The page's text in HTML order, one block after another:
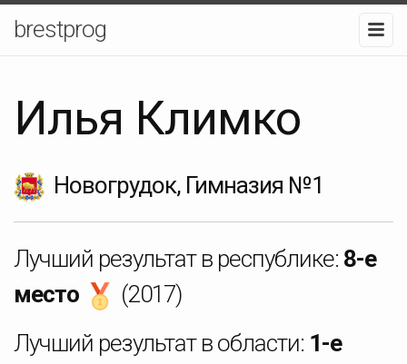
brestprog
Илья Климко
Новогрудок, Гимназия №1
Лучший результат в республике: 8-е
место
(2017)
Лучший результат в области: 1-е